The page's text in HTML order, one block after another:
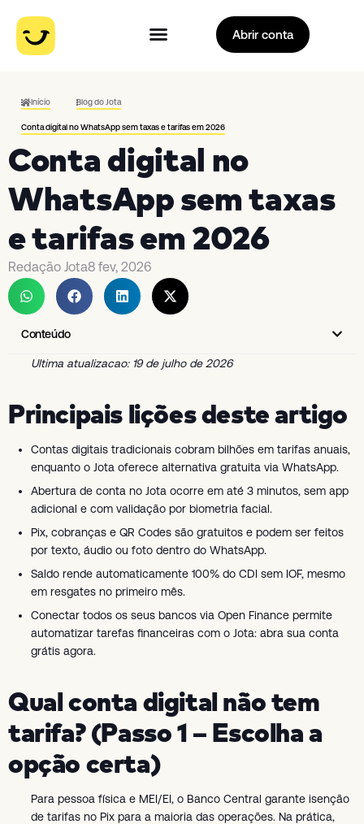
Abrir conta
Início Blog do Jota
Conta digital no WhatsApp sem taxas e tarifas em 2026
Conta digital no
WhatsApp sem taxas
e tarifas em 2026
Redação Jota8 fev, 2026
Conteúdo
Ultima atualizacao: 19 de julho de 2026
Principais lições deste artigo
Contas digitais tradicionais cobram bilhões em tarifas anuais,
enquanto o Jota oferece alternativa gratuita via WhatsApp.
Abertura de conta no Jota ocorre em até 3 minutos, sem app
adicional e com validação por biometria facial.
Pix, cobranças e QR Codes são gratuitos e podem ser feitos
por texto, áudio ou foto dentro do WhatsApp.
Saldo rende automaticamente 100% do CDI sem IOF, mesmo
em resgates no primeiro mês.
Conectar todos os seus bancos via Open Finance permite
automatizar tarefas financeiras com o Jota: abra sua conta
grátis agora.
Qual conta digital não tem
tarifa? (Passo 1 – Escolha a
opção certa)
Para pessoa física e MEI/EI, o Banco Central garante isenção
de tarifas no Pix para a maioria das operações. Na prática,